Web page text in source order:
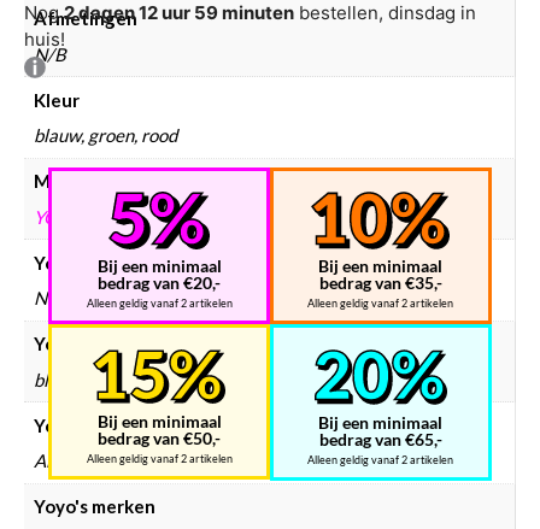
Afmetingen
N/B
Kleur
blauw, groen, rood
Merken
YOYOFACTORY
Yoyo's bundels
Nee
Yoyo's kleur
blauw, groen, rood
Yoyo's materiaal
Aluminium, Plastic
Yoyo's merken
Nog2 dagen 12 uur 59 minuten bestellen, dinsdag in
huis!
Bij een minimaal
bedrag van €20,-
Alleen geldig vanaf 2 artikelen
Bij een minimaal
bedrag van €35,-
Alleen geldig vanaf 2 artikelen
Bij een minimaal
bedrag van €50,-
Alleen geldig vanaf 2 artikelen
Bij een minimaal
bedrag van €65,-
Alleen geldig vanaf 2 artikelen